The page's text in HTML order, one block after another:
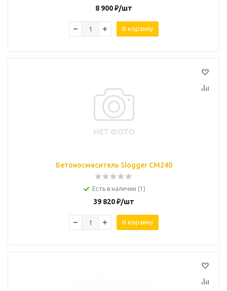
8 900₽/шт
В корзину
Бетоносмеситель Slogger СМ240
Есть в наличии (1)
39 820₽/шт
В корзину